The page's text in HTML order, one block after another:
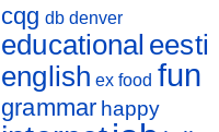
cqg db denver
educational eesti
english ex food fun
grammar happy